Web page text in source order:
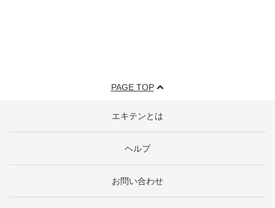
PAGE TOP
エキテンとは
ヘルプ
お問い合わせ